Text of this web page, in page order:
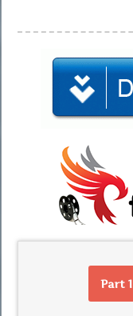
Part 1